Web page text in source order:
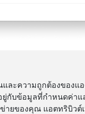
ละความถูกต้องของแ
กับข้อมูลที่กําหนดค่าแ
ายของคุณ แอตทริบิวต์